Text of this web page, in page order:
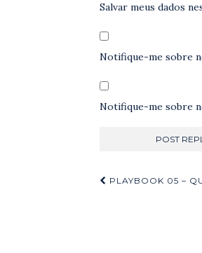
Salvar meus dados
Notifique-me sobre
Notifique-me sobre
PLAYBOOK 05 –